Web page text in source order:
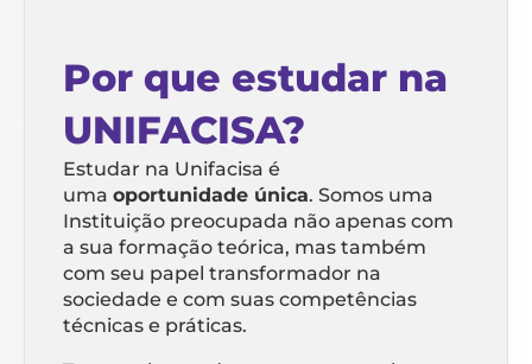
Por que estudar na
UNIFACISA?
Estudar na Unifacisa é
uma oportunidade única. Somos uma
Instituição preocupada não apenas com
a sua formação teórica, mas também
com seu papel transformador na
sociedade e com suas competências
técnicas e práticas.